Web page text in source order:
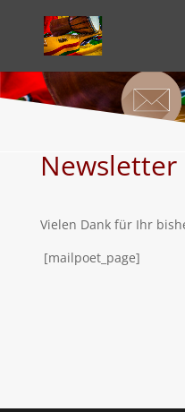
Vielen Dank für Ihr
[mailpoet_page]